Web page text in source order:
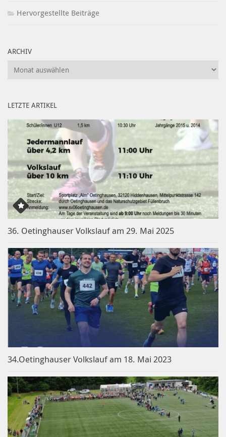
Hervorgestellte Beiträge
ARCHIV
Archiv
LETZTE ARTIKEL
36. Oetinghauser Volkslauf am 29. Mai 2025
34.Oetinghauser Volkslauf am 18. Mai 2023